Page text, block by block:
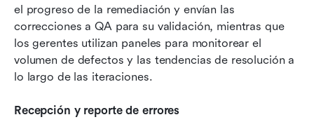
el progreso de la remediación y envían las
correcciones a QA para su validación, mientras que
los gerentes utilizan paneles para monitorear el
volumen de defectos y las tendencias de resolución a
lo largo de las iteraciones.
Recepción y reporte de errores